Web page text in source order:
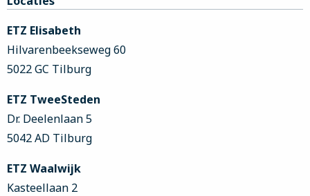
footer
ETZ Elisabeth
Hilvarenbeekseweg 60
5022 GC Tilburg
ETZ TweeSteden
Dr. Deelenlaan 5
5042 AD Tilburg
ETZ Waalwijk
Kasteellaan 2